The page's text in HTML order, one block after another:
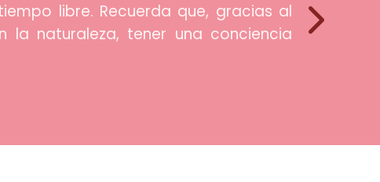
libre. Recuerda que, gracias al
naturaleza, tener una conciencia